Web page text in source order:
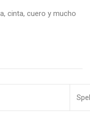
cinta, cuero y mucho